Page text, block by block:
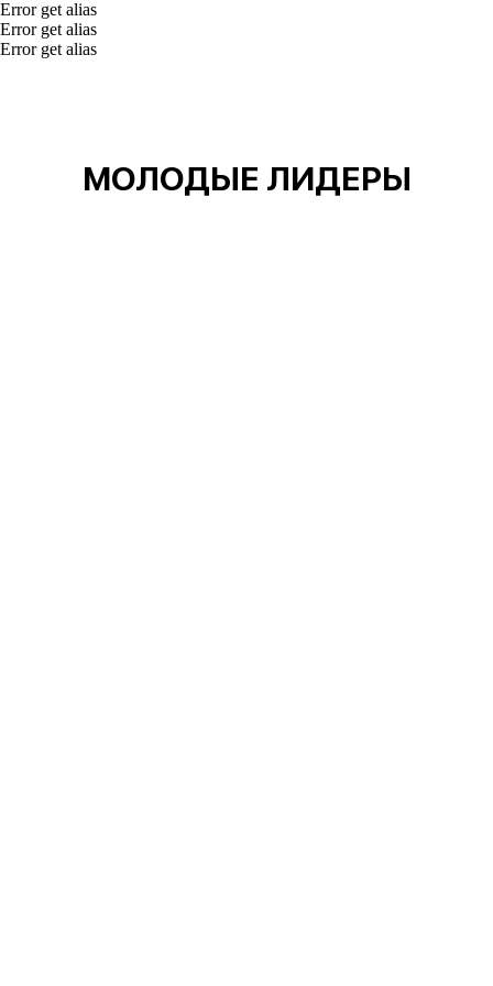
Error get alias
Error get alias
Error get alias
МОЛОДЫЕ ЛИДЕРЫ